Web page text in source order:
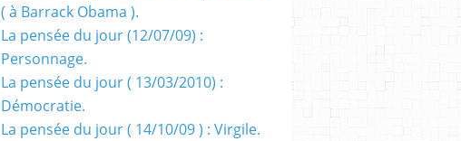
( à Barrack Obama ).
La pensée du jour (12/07/09) :
Personnage.
La pensée du jour ( 13/03/2010) :
Démocratie.
La pensée du jour ( 14/10/09 ) : Virgile.